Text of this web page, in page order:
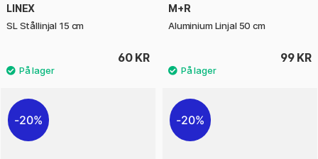
LINEX
SL Stållinjal 15 cm
60 KR
M+R
Aluminium Linjal 50 cm
99 KR
20% 20%